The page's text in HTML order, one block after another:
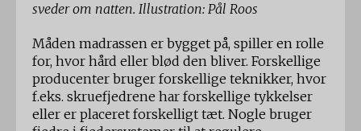
sveder om natten. Illustration: Pål Roos
Måden madrassen er bygget på, spiller en rolle
for, hvor hård eller blød den bliver. Forskellige
producenter bruger forskellige teknikker, hvor
f.eks. skruefjedrene har forskellige tykkelser
eller er placeret forskelligt tæt. Nogle bruger